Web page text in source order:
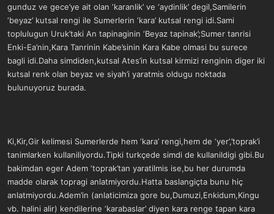
gunduz ve gece’ye ait olan ‘karanlik’ ve ‘aydinlik’ degil,Samilerin
‘beyaz’ kutsal rengi ile Sumerlerin ‘kara’ kutsal rengi idi.Sami
toplulugun Uruk’taki An tapinaginin ‘Beyaz tapinak’;Sumer tanrisi
Enki-Ea’nin,Kara Tanrinin Kabe’sinin Kara Kabe olmasi bu surece
bagli idi.Daha simdiden,kutsal Ates’in kutsal kirmizi renginin diger iki
kutsal renk olan beyaz ve siyah’i yaratmis oldugu noktada
bulunuyoruz burada.
Ki,Kir,Gir kelimesi Sumerlerde hem ‘kara’ rengi,hem de ‘yer’,’toprak’i
tanimlarken kullaniliyordu.Tipki turkçede simdi de kullanildigi gibi.Bu
bakimdan eger Adem ‘toprak’tan yaratilmis ise,bu her durumda
madde olarak topragi anlatmiyordu.Hatta baslangiçta bunu hiç
anlatmiyordu.Adem’in (anlaticimiza gore bu,Dumuzi,Enkidum,Kingu
vb. halini alir) kendilerine ‘karabaslar’ diyen kara renge tapan kara